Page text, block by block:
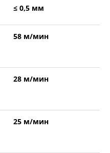
≤ 0,5 мм
58 м/мин
28 м/мин
25 м/мин